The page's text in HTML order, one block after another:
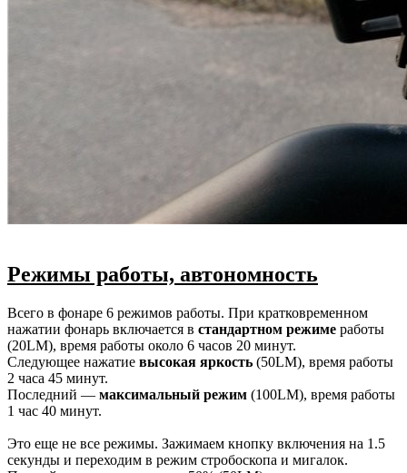
Режимы работы, автономность
Всего в фонаре 6 режимов работы. При кратковременном
нажатии фонарь включается в стандартном режиме работы
(20LM), время работы около 6 часов 20 минут.
Следующее нажатие высокая яркость (50LM), время работы
2 часа 45 минут.
Последний — максимальный режим (100LM), время работы
1 час 40 минут.
Это еще не все режимы. Зажимаем кнопку включения на 1.5
секунды и переходим в режим стробоскопа и мигалок.